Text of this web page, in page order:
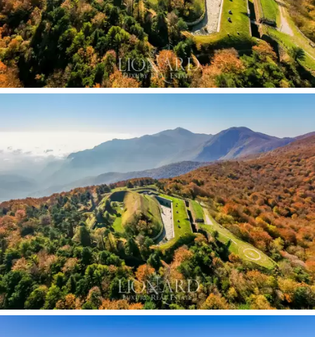
過去の魅力と高い現代的な生活水準を巧みに組
み合わせるように設計されたメインエステート
には、リビングルームにつながる大きなエント
ランスホール、魅力的なダイニングルーム、プ
ライベートライブラリー、設備の整ったイート
インキッチン、2つの書斎があります。そのうち
の典型的な暖炉。スリーピング エリアには、5
つの素晴らしいベッドルームと 4 つのバスルー
ムがあります。ユーティリティ ルームの中に
は、スタッフ用のアパート、巨大な倉庫、ラン
ドリー ルーム、ガレージがあります。すべての
客室は細部にまでこだわって修復されており、
特注のユニークな家具が備わっています。
現在改装中の世話人の宿泊施設には、入り口、
リビングルーム、キッチン、2 つのダブルベッド
ルーム、2 つのバスルームがあります。